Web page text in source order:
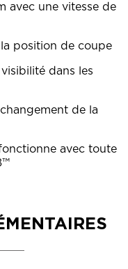
avec une vitesse de
position de coupe
dans les
de la
avec toute